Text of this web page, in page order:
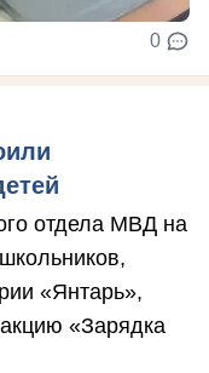
0
отдела МВД на
«Янтарь»,
«Зарядка